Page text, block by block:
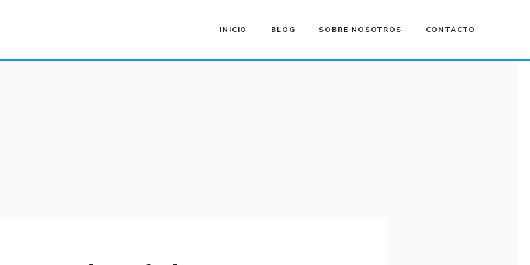
INICIO BLOG SOBRE NOSOTROS CONTACTO